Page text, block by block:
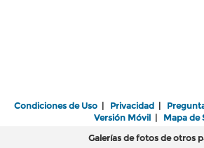
Condiciones de Uso | Privacidad |
Versión Móvil| Mapa de
Galerías de fotos de otros